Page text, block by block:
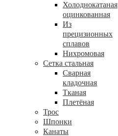
Холоднокатаная
оцинкованная
Из
прецизионных
сплавов
Нихромовая
Сетка стальная
Сварная
кладочная
Тканая
Плетёная
Трос
Шпонки
Канаты